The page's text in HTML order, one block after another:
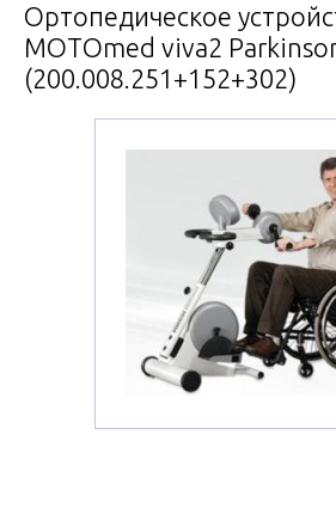
Ортопедическое
MOTOmed viva2
(200.008.251+152+302)